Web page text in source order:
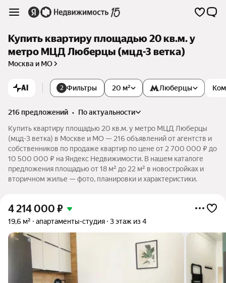
Купить квартиру площадью 20 кв.м. у
метро МЦД Люберцы (мцд-3 ветка)
Москва и МО
AI 2 Фильтры 20 м² Люберцы
216 предложений •
по актуальности
Купить квартиру площадью 20 кв.м. у метро МЦД Люберцы
(мцд-3 ветка) в Москве и МО — 216 объявлений от агентств и
собственников по продаже квартир по цене от 2 700 000 ₽ до
10 500 000 ₽ на Яндекс Недвижимости. В нашем каталоге
предложения площадью от 18 м² до 22 м² в новостройках и
вторичном жилье — фото, планировки и характеристики.
4 214 000 ₽
19,6 м² апартаменты-студия 3 этаж из 4